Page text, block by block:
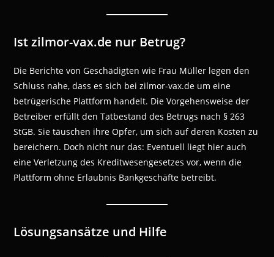
Ist zilmor-vax.de nur Betrug?
Die Berichte von Geschädigten wie Frau Müller legen den
Schluss nahe, dass es sich bei zilmor-vax.de um eine
betrügerische Plattform handelt. Die Vorgehensweise der
Betreiber erfüllt den Tatbestand des Betrugs nach § 263
StGB. Sie täuschen ihre Opfer, um sich auf deren Kosten zu
bereichern. Doch nicht nur das: Eventuell liegt hier auch
eine Verletzung des Kreditwesengesetzes vor, wenn die
Plattform ohne Erlaubnis Bankgeschäfte betreibt.
Lösungsansätze und Hilfe